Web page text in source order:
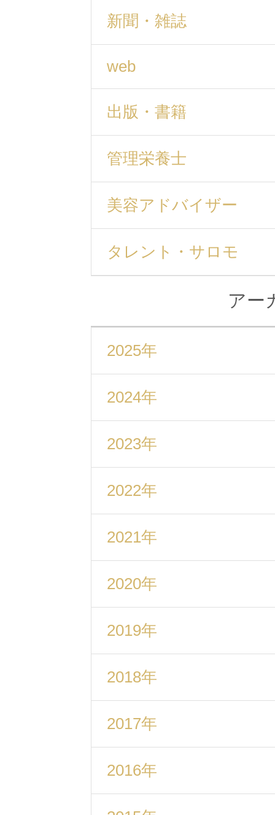
新聞・雑誌
web
出版・書籍
管理栄養士
美容アドバイザー
タレント・サロモ
アー
2025年
2024年
2023年
2022年
2021年
2020年
2019年
2018年
2017年
2016年